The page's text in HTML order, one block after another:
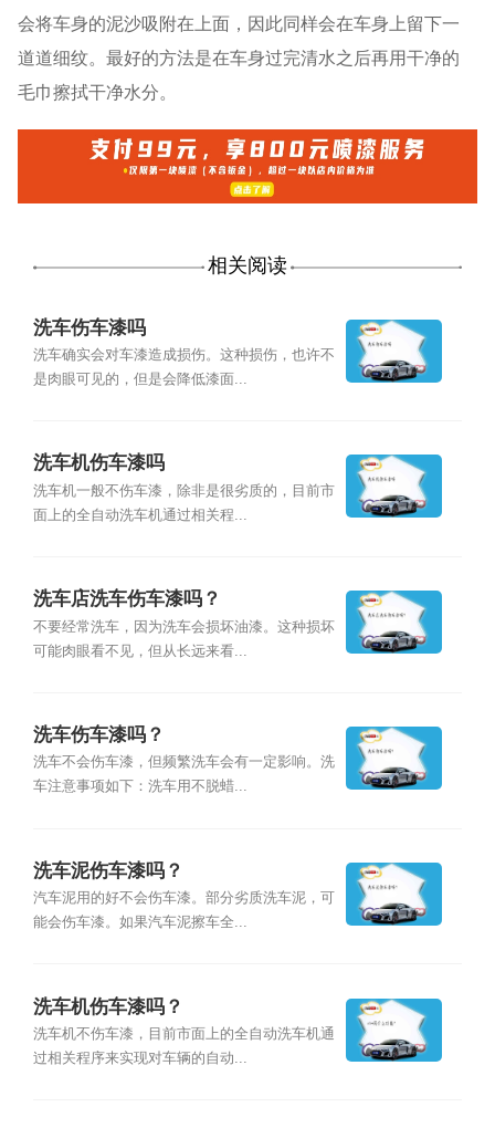
会将车身的泥沙吸附在上面，因此同样会在车身上留下一
道道细纹。最好的方法是在车身过完清水之后再用干净的
毛巾擦拭干净水分。
相关阅读
洗车伤车漆吗
洗车确实会对车漆造成损伤。这种损伤，也许不
是肉眼可见的，但是会降低漆面...
洗车机伤车漆吗
洗车机一般不伤车漆，除非是很劣质的，目前市
面上的全自动洗车机通过相关程...
洗车店洗车伤车漆吗？
不要经常洗车，因为洗车会损坏油漆。这种损坏
可能肉眼看不见，但从长远来看...
洗车伤车漆吗？
洗车不会伤车漆，但频繁洗车会有一定影响。洗
车注意事项如下：洗车用不脱蜡...
洗车泥伤车漆吗？
汽车泥用的好不会伤车漆。部分劣质洗车泥，可
能会伤车漆。如果汽车泥擦车全...
洗车机伤车漆吗？
洗车机不伤车漆，目前市面上的全自动洗车机通
过相关程序来实现对车辆的自动...